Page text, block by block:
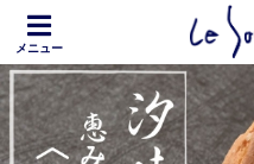
メニュー